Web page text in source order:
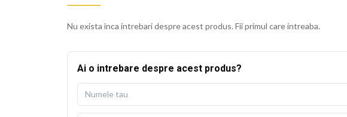
Nu exista inca intrebari despre acest produs. Fii primul care intreaba.
Ai o intrebare despre acest produs?